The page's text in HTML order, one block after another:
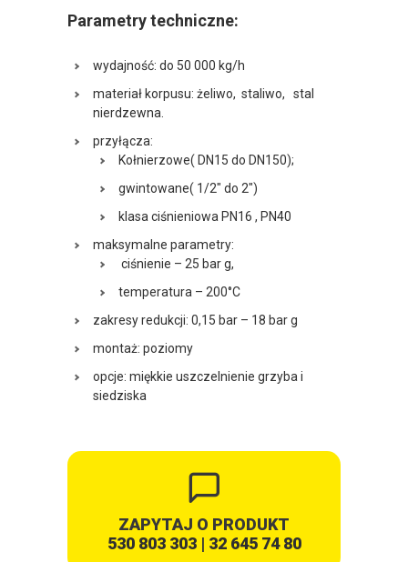
Parametry techniczne:
wydajność: do 50 000 kg/h
materiał korpusu: żeliwo, staliwo, stal
nierdzewna.
przyłącza:
Kołnierzowe( DN15 do DN150);
gwintowane( 1/2″ do 2″)
klasa ciśnieniowa PN16 , PN40
maksymalne parametry:
ciśnienie – 25 bar g,
temperatura – 200°C
zakresy redukcji: 0,15 bar – 18 bar g
montaż: poziomy
opcje: miękkie uszczelnienie grzyba i
siedziska
ZAPYTAJ O PRODUKT
530 803 303| 32 645 74 80